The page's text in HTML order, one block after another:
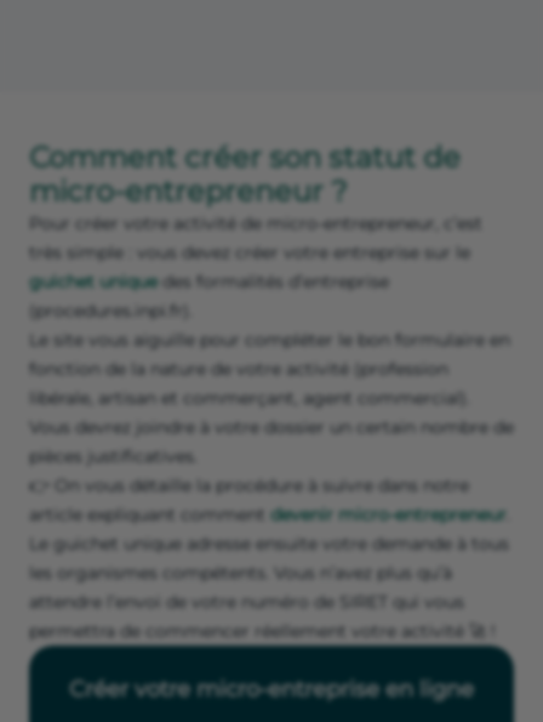
Comment créer son statut de
micro-entrepreneur ?
Pour créer votre activité de micro-entrepreneur, c’est
très simple : vous devez créer votre entreprise sur le
guichet uniquedes formalités d’entreprise
(procedures.inpi.fr).
Le site vous aiguille pour compléter le bon formulaire en
fonction de la nature de votre activité (profession
libérale, artisan et commerçant, agent commercial).
Vous devrez joindre à votre dossier un certain nombre de
pièces justificatives.
👉 On vous détaille la procédure à suivre dans notre
article expliquant comment devenir micro-entrepreneur
Le guichet unique adresse ensuite votre demande à tous
les organismes compétents. Vous n’avez plus qu’à
attendre l’envoi de votre numéro de SIRET qui vous
permettra de commencer réellement votre activité 🚀 !
Créer votre micro-entreprise en ligne